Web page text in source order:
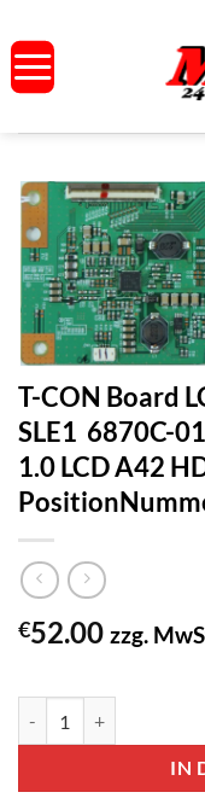
Inhalt
springen
T-CON Board
SLE1 6870C-
1.0 LCD A42
€52.00 zzg.
IN